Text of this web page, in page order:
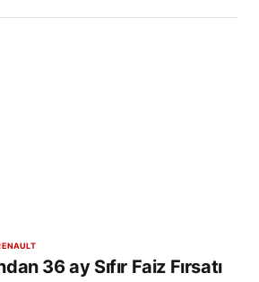
36 ay Sıfır Faiz Fırsatı